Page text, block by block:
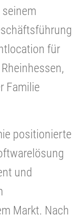
für
Familie
positionierte
und
Markt. Nach